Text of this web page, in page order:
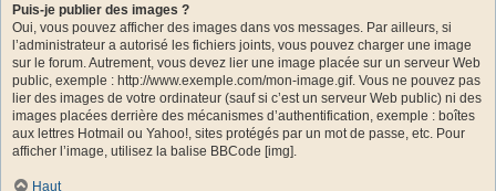
Puis-je publier des images ?
Oui, vous pouvez afficher des images dans vos messages. Par ailleurs, si
l’administrateur a autorisé les fichiers joints, vous pouvez charger une image
sur le forum. Autrement, vous devez lier une image placée sur un serveur Web
public, exemple : http://www.exemple.com/mon-image.gif. Vous ne pouvez pas
lier des images de votre ordinateur (sauf si c’est un serveur Web public) ni des
images placées derrière des mécanismes d’authentification, exemple : boîtes
aux lettres Hotmail ou Yahoo!, sites protégés par un mot de passe, etc. Pour
afficher l’image, utilisez la balise BBCode [img].
Haut